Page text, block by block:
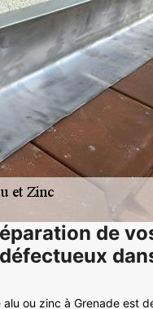
de
alu ou zinc à Grenade est